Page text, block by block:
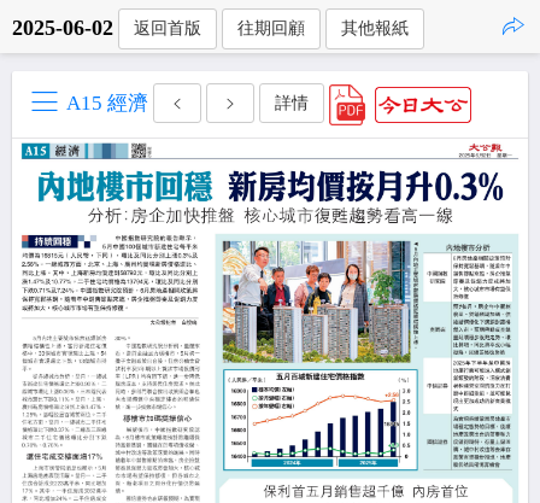
2025-06-02 返回首版 往期回顧 其他報紙
A15 經濟 詳情